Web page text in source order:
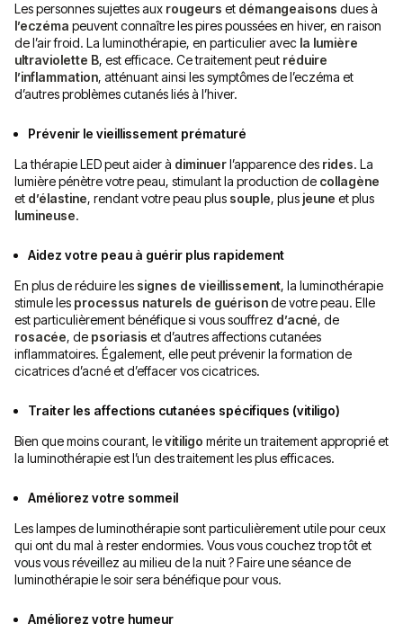
Les personnes sujettes aux rougeurs et démangeaisons dues à
l’eczéma peuvent connaître les pires poussées en hiver, en raison
de l’air froid. La luminothérapie, en particulier avec la lumière
ultraviolette B, est efficace. Ce traitement peut réduire
l’inflammation, atténuant ainsi les symptômes de l’eczéma et
d’autres problèmes cutanés liés à l’hiver.
Prévenir le vieillissement prématuré
La thérapie LED peut aider à diminuerl’apparence des rides. La
lumière pénètre votre peau, stimulant la production de collagène
et d’élastine, rendant votre peau plus souple, plus jeune et plus
lumineuse.
Aidez votre peau à guérir plus rapidement
En plus de réduire les signes de vieillissement, la luminothérapie
stimule les processus naturels de guérisonde votre peau. Elle
est particulièrement bénéfique si vous souffrez d’acné, de
rosacée, de psoriasis et d’autres affections cutanées
inflammatoires. Également, elle peut prévenir la formation de
cicatrices d’acné et d’effacer vos cicatrices.
Traiter les affections cutanées spécifiques (vitiligo)
Bien que moins courant, levitiligo mérite un traitement approprié et
la luminothérapie est l’un des traitement les plus efficaces.
Améliorez votre sommeil
Les lampes de luminothérapie sont particulièrement utile pour ceux
qui ont du mal à rester endormies. Vous vous couchez trop tôt et
vous vous réveillez au milieu de la nuit ? Faire une séance de
luminothérapie le soir sera bénéfique pour vous.
Améliorez votre humeur